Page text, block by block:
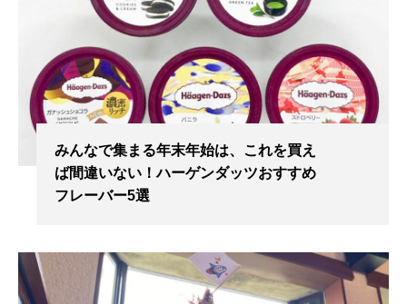
みんなで集まる年末年始は、これを買え
ば間違いない！ハーゲンダッツおすすめ
フレーバー5選